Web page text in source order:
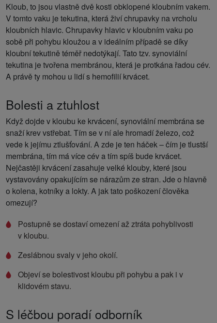
Kloub, to jsou vlastně dvě kosti obklopené kloubním vakem.
V tomto vaku je tekutina, která živí chrupavky na vrcholu
kloubních hlavic. Chrupavky hlavic v kloubním vaku po
sobě při pohybu kloužou a v ideálním případě se díky
kloubní tekutině téměř nedotýkají. Tato tzv. synoviální
tekutina je tvořena membránou, která je protkána řadou cév.
A právě ty mohou u lidí s hemofilií krvácet.
Bolesti a ztuhlost
Když dojde v kloubu ke krvácení, synoviální membrána se
snaží krev vstřebat. Tím se v ní ale hromadí železo, což
vede k jejímu ztlušťování. A zde je ten háček – čím je tlustší
membrána, tím má více cév a tím spíš bude krvácet.
Nejčastěji krvácení zasahuje velké klouby, které jsou
vystavovány opakujícím se nárazům ze stran. Jde o hlavně
o kolena, kotníky a lokty. A jak tato poškození člověka
omezují?
Postupně se dostaví omezení až ztráta pohyblivosti
v kloubu.
Zeslábnou svaly v jeho okolí.
Objeví se bolestivost kloubu při pohybu a pak i v
klidovém stavu.
S léčbou poradí odborník